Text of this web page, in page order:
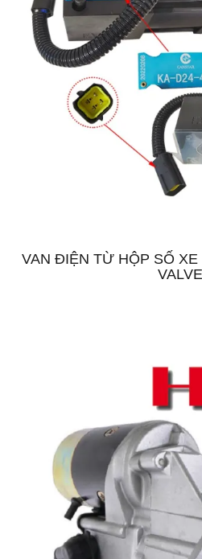
VAN ĐIỆN TỪ HỘP SỐ
VALVE